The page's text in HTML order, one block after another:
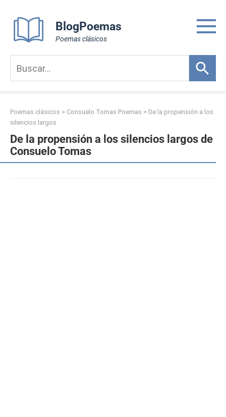
content
BlogPoemas
Poemas clásicos
Poemas clásicos > Consuelo Tomas Poemas > De la propensión a los
silencios largos
De la propensión a los silencios largos de
Consuelo Tomas